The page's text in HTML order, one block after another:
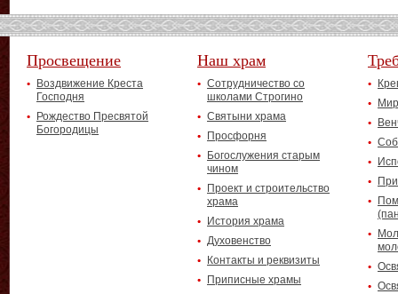
Просвещение
Воздвижение Креста
Господня
Рождество Пресвятой
Богородицы
Наш храм
Сотрудничество со
школами Строгино
Святыни храма
Просфорня
Богослужения старым
чином
Проект и строительство
храма
История храма
Духовенство
Контакты и реквизиты
Приписные храмы